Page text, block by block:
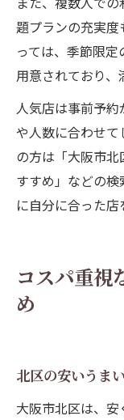
題プランの充実
っては、季節限
用意されており、
人気店は事前予
や人数に合わせ
の方は「大阪市
すすめ」などの
に自分に合った店
コスパ重視
め
北区の安いうま
大阪市北区は、